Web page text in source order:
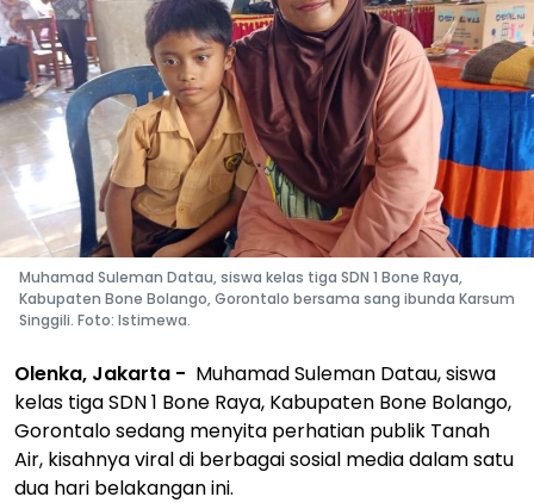
Muhamad Suleman Datau, siswa kelas tiga SDN 1 Bone Raya,
Kabupaten Bone Bolango, Gorontalo bersama sang ibunda Karsum
Singgili. Foto: Istimewa.
Olenka, Jakarta - Muhamad Suleman Datau, siswa
kelas tiga SDN 1 Bone Raya, Kabupaten Bone Bolango,
Gorontalo sedang menyita perhatian publik Tanah
Air, kisahnya viral di berbagai sosial media dalam satu
dua hari belakangan ini.